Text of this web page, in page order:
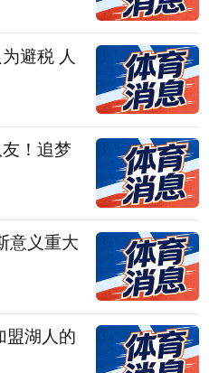
避税 人
！追梦
意义重大
盟湖人的